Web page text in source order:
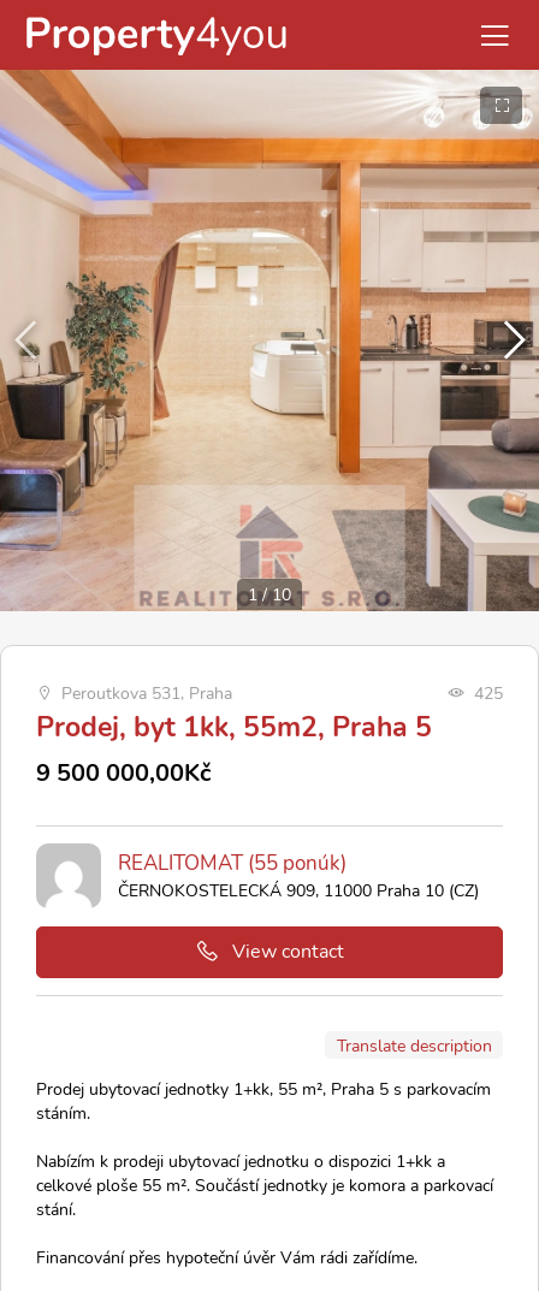
1/10
Peroutkova 531, Praha 425
Prodej, byt 1kk, 55m2, Praha 5
9 500 000,00Kč
REALITOMAT (55 ponúk)
ČERNOKOSTELECKÁ 909, 11000 Praha 10 (CZ)
View contact
Translate description
Prodej ubytovací jednotky 1+kk, 55 m², Praha 5 s parkovacím
stáním.
Nabízím k prodeji ubytovací jednotku o dispozici 1+kk a
celkové ploše 55 m². Součástí jednotky je komora a parkovací
stání.
Financování přes hypoteční úvěr Vám rádi zařídíme.